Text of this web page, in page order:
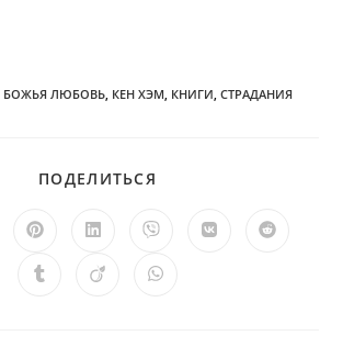
БОЖЬЯ ЛЮБОВЬ, КЕН ХЭМ, КНИГИ, СТРАДАНИЯ
ПОДЕЛИТЬСЯ
Открывается
в
новом
Открывается
в
новом
Открывается
в
новом
Открывается
Открывается
ОткрываетсяОткрывается